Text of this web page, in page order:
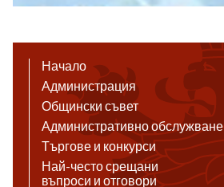
Начало
Администрация
Общински съвет
Административно обслужване
Търгове и конкурси
Най-често срещани
въпроси и отговори